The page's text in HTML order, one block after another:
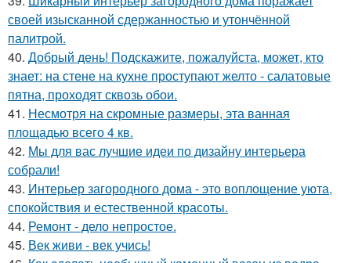
своей изысканной сдержанностью и утончённой
палитрой.
40. Добрый день! Подскажите, пожалуйста, может, кто
знает: на стене на кухне проступают желто - салатовые
пятна, проходят сквозь обои.
41. Несмотря на скромные размеры, эта ванная
площадью всего 4 кв.
42. Мы для вас лучшие идеи по дизайну интерьера
собрали!
43. Интерьер загородного дома - это воплощение уюта,
спокойствия и естественной красоты.
44. Ремонт - дело непростое.
45. Век живи - век учись!